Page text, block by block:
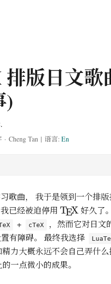
版日文
)
· Cheng Tan | 语言: En
歌曲， 我于是领到一个排
已经被迫停用 \
T
e
X
TEX好久了
+ cTeX ，然而它对日文
有障碍。 最终我选择
力大概永远不会自己弄什
一点微小的成果。